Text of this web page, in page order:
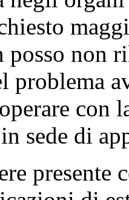
di
negli
non
problema
con
sede di